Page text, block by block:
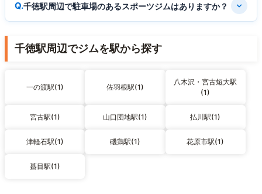
千徳駅周辺で駐車場のあるスポーツジムはありますか？
千徳駅周辺でジムを駅から探す
一の渡駅(1) 佐羽根駅(1)
八木沢・宮古短大駅
(1)
宮古駅(1) 山口団地駅(1) 払川駅(1)
津軽石駅(1) 磯鶏駅(1) 花原市駅(1)
蟇目駅(1)